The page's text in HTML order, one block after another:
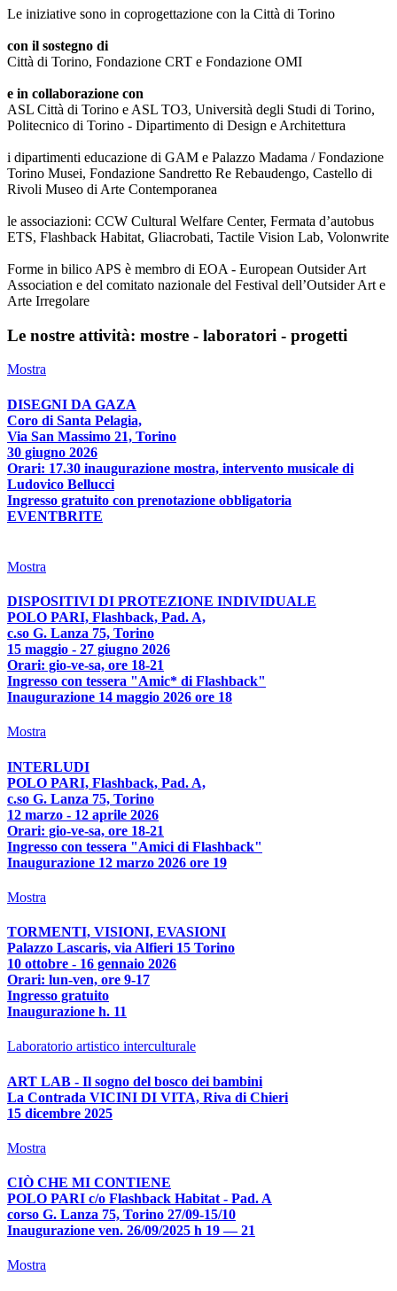
Le iniziative sono in coprogettazione con la Città di Torino
con il sostegno di
Città di Torino, Fondazione CRT e Fondazione OMI
e in collaborazione con
ASL Città di Torino e ASL TO3, Università degli Studi di Torino,
Politecnico di Torino - Dipartimento di Design e Architettura
i dipartimenti educazione di GAM e Palazzo Madama / Fondazione
Torino Musei, Fondazione Sandretto Re Rebaudengo, Castello di
Rivoli Museo di Arte Contemporanea
le associazioni: CCW Cultural Welfare Center, Fermata d’autobus
ETS, Flashback Habitat, Gliacrobati, Tactile Vision Lab, Volonwrite
Forme in bilico APS è membro di EOA - European Outsider Art
Association e del comitato nazionale del Festival dell’Outsider Art e
Arte Irregolare
Le nostre attività: mostre - laboratori - progetti
Mostra
DISEGNI DA GAZA
Coro di Santa Pelagia,
Via San Massimo 21, Torino
30 giugno 2026
Orari: 17.30 inaugurazione mostra, intervento musicale di
Ludovico Bellucci
Ingresso gratuito con prenotazione obbligatoria
EVENTBRITE
Mostra
DISPOSITIVI DI PROTEZIONE INDIVIDUALE
POLO PARI, Flashback, Pad. A,
c.so G. Lanza 75, Torino
15 maggio - 27 giugno 2026
Orari: gio-ve-sa, ore 18-21
Ingresso con tessera "Amic* di Flashback"
Inaugurazione 14 maggio 2026 ore 18
Mostra
INTERLUDI
POLO PARI, Flashback, Pad. A,
c.so G. Lanza 75, Torino
12 marzo - 12 aprile 2026
Orari: gio-ve-sa, ore 18-21
Ingresso con tessera "Amici di Flashback"
Inaugurazione 12 marzo 2026 ore 19
Mostra
TORMENTI, VISIONI, EVASIONI
Palazzo Lascaris, via Alfieri 15 Torino
10 ottobre - 16 gennaio 2026
Orari: lun-ven, ore 9-17
Ingresso gratuito
Inaugurazione h. 11
Laboratorio artistico interculturale
ART LAB - Il sogno del bosco dei bambini
La Contrada VICINI DI VITA, Riva di Chieri
15 dicembre 2025
Mostra
CIÒ CHE MI CONTIENE
POLO PARI c/o Flashback Habitat - Pad. A
corso G. Lanza 75, Torino 27/09-15/10
Inaugurazione ven. 26/09/2025 h 19 — 21
Mostra